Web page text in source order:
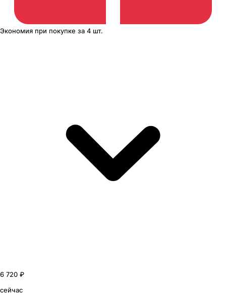
Экономия при покупке за 4 шт.
6 720 ₽
сейчас